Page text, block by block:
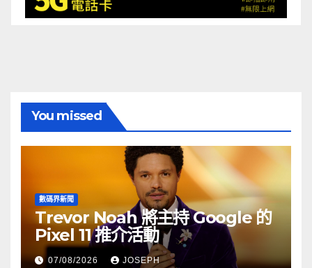
You missed
數碼界新聞
Trevor Noah 將主持 Google 的
Pixel 11 推介活動
07/08/2026 JOSEPH